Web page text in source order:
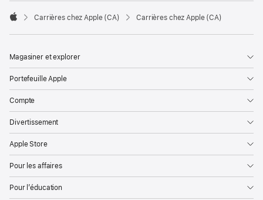

Carrières chez Apple (CA) Carrières chez Apple (CA)
Magasiner et explorer
Portefeuille Apple
Compte
Divertissement
Apple Store
Pour les affaires
Pour l’éducation